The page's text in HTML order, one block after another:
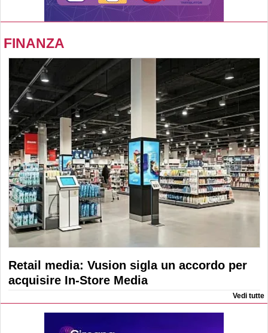
FINANZA
Retail media: Vusion sigla un accordo per
acquisire In-Store Media
Vedi tutte